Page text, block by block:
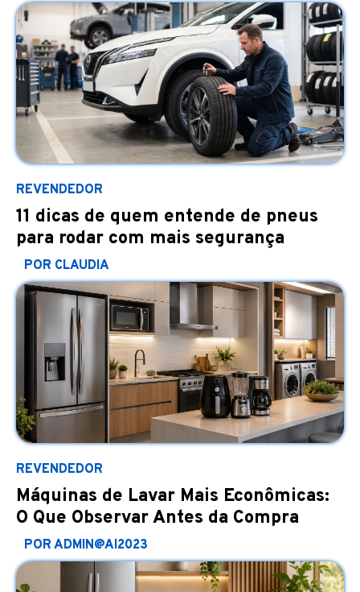
REVENDEDOR
11 dicas de quem entende de pneus
para rodar com mais segurança
POR CLAUDIA
REVENDEDOR
Máquinas de Lavar Mais Econômicas:
O Que Observar Antes da Compra
POR ADMIN@AI2023